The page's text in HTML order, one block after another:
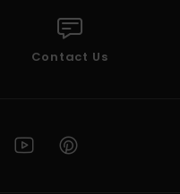
Contact Us